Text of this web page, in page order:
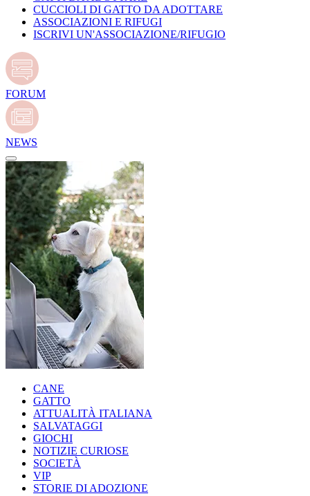
CUCCIOLI DI GATTO DA ADOTTARE
ASSOCIAZIONI E RIFUGI
ISCRIVI UN'ASSOCIAZIONE/RIFUGIO
FORUM
NEWS
CANE
GATTO
ATTUALITÀ ITALIANA
SALVATAGGI
GIOCHI
NOTIZIE CURIOSE
SOCIETÀ
VIP
STORIE DI ADOZIONE